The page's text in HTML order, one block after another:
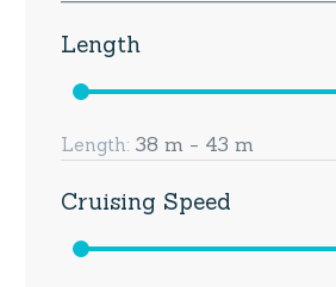
Length
Length: 38 m - 43 m
Cruising Speed